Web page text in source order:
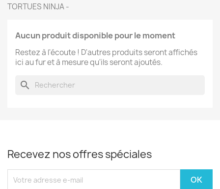
TORTUES NINJA -
Aucun produit disponible pour le moment
Restez à l'écoute ! D'autres produits seront affichés
ici au fur et à mesure qu'ils seront ajoutés.
search
Recevez nos offres spéciales